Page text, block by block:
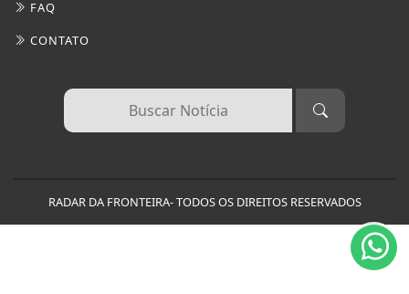
FAQ
CONTATO
RADAR DA FRONTEIRA- TODOS OS DIREITOS RESERVADOS
Termos de Uso e Privacidade
de Uso e Privacidade.